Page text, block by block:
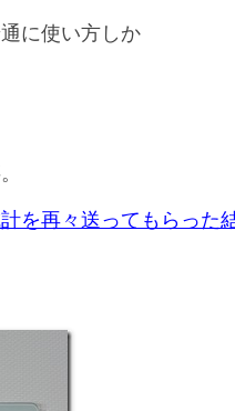
に使い方しか
を再々送ってもらった